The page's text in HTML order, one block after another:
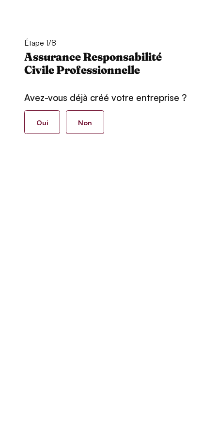
Étape 1/8
Assurance Responsabilité
Civile Professionnelle
Avez-vous déjà créé votre entreprise ?
Oui Non